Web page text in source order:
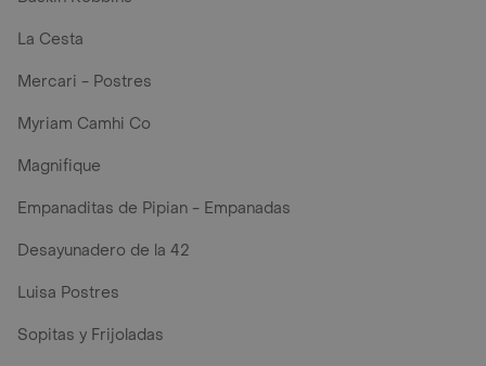
La Cesta
Mercari - Postres
Myriam Camhi Co
Magnifique
Empanaditas de Pipian - Empanadas
Desayunadero de la 42
Luisa Postres
Sopitas y Frijoladas